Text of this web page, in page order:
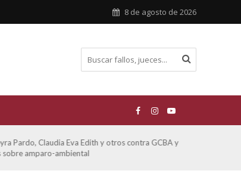
8 de agosto de 2026
GCBA sobre amparo – empleo publico otros